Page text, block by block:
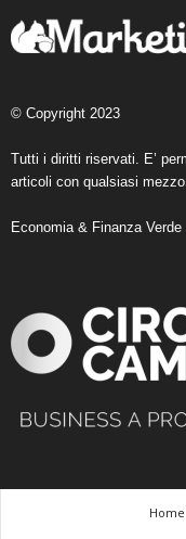
© Copyright 2023
Tutti i diritti riservati. E’
articoli con qualsiasi
Economia & Finanza
Home